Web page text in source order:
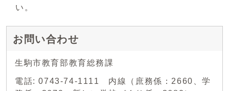
い。
お問い合わせ
生駒市教育部教育総務課
電話: 0743-74-1111 内線（庶務係：2660、学